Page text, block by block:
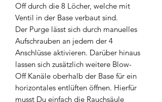
Off durch die 8 Löcher, welche mit
Ventil in der Base verbaut sind.
Der Purge lässt sich durch manuelles
Aufschrauben an jedem der 4
Anschlüsse aktivieren. Darüber hinaus
lassen sich zusätzlich weitere Blow-
Off Kanäle oberhalb der Base für ein
horizontales entlüften öffnen. Hierfür
musst Du einfach die Rauchsäule